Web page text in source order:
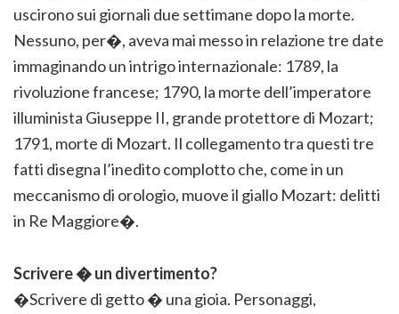
uscirono sui giornali due settimane dopo la morte.
Nessuno, per�, aveva mai messo in relazione tre date
immaginando un intrigo internazionale: 1789, la
rivoluzione francese; 1790, la morte dell’imperatore
illuminista Giuseppe II, grande protettore di Mozart;
1791, morte di Mozart. Il collegamento tra questi tre
fatti disegna l’inedito complotto che, come in un
meccanismo di orologio, muove il giallo Mozart: delitti
in Re Maggiore�.
Scrivere � un divertimento?
�Scrivere di getto � una gioia. Personaggi,